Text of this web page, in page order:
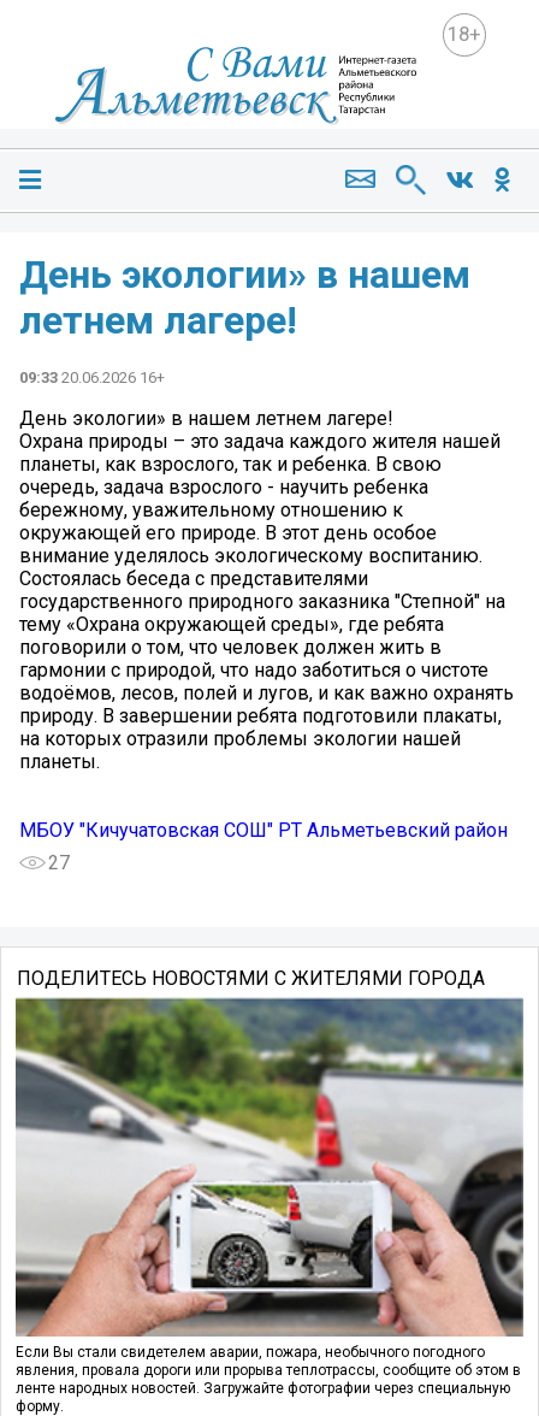
18+
День экологии» в нашем
летнем лагере!
09:33 20.06.2026 16+
День экологии» в нашем летнем лагере!
Охрана природы – это задача каждого жителя нашей
планеты, как взрослого, так и ребенка. В свою
очередь, задача взрослого - научить ребенка
бережному, уважительному отношению к
окружающей его природе. В этот день особое
внимание уделялось экологическому воспитанию.
Состоялась беседа с представителями
государственного природного заказника "Степной" на
тему «Охрана окружающей среды», где ребята
поговорили о том, что человек должен жить в
гармонии с природой, что надо заботиться о чистоте
водоёмов, лесов, полей и лугов, и как важно охранять
природу. В завершении ребята подготовили плакаты,
на которых отразили проблемы экологии нашей
планеты.
МБОУ "Кичучатовская СОШ" РТ Альметьевский район
27
ПОДЕЛИТЕСЬ НОВОСТЯМИ С ЖИТЕЛЯМИ ГОРОДА
Если Вы стали свидетелем аварии, пожара, необычного погодного
явления, провала дороги или прорыва теплотрассы, сообщите об этом в
ленте народных новостей. Загружайте фотографии через специальную
форму.